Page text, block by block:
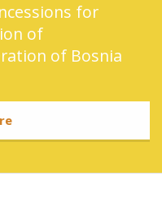
for
of
of Bosnia